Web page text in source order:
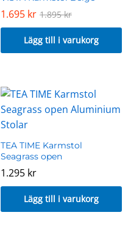
1.695 kr 1.895kr
Lägg till i varukorg
TEA TIME Karmstol
Seagrass open
1.295 kr
Lägg till i varukorg